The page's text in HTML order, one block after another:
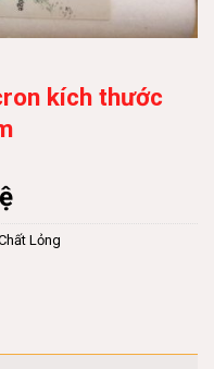
kích thước
Lỏng